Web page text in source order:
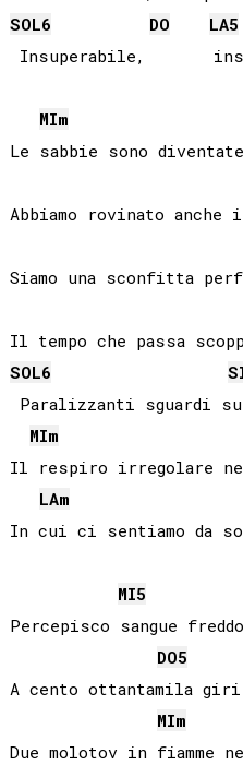
SOL6 DO LA5
Insuperabile,
MIm
Le sabbie sono
Abbiamo rovinato
Siamo una sconfitta
SOL6
Paralizzanti sguardi
MIm
Il respiro irregolare
LAm
In cui ci sentiamo da
MI5
Percepisco sangue
DO5
A cento ottantamila giri
MIm
Due molotov in fiamme